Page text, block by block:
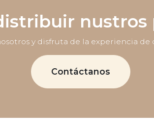
nustros
y disfruta de la experiencia de
Contáctanos